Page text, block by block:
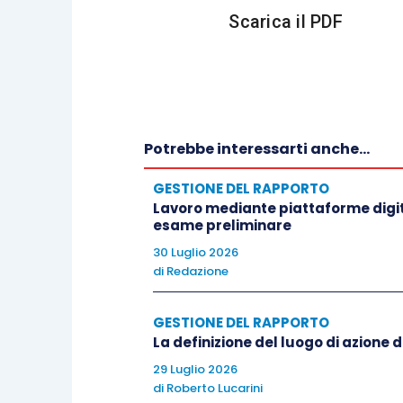
funzionale e organizzativa della
che gli spostamenti interni alla
comportanti un diverso luogo
prova delle ragioni tecniche,
ha erroneamente applicato la
unità produttive e la reale
di specie);
le giustificazioni del
consolidato, ribadiscono che il
Scarica il PDF
Potrebbe interessarti anche...
GESTIONE DEL RAPPORTO
Lavoro mediante piattaforme
esame preliminare
30 Luglio 2026
di Redazione
GESTIONE DEL RAPPORTO
La definizione del luogo di azione
29 Luglio 2026
di Roberto Lucarini